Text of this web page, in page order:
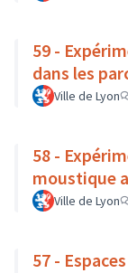
59 -
dans les
Ville de Lyon
58 -
moustique
Ville de Lyon
57 -